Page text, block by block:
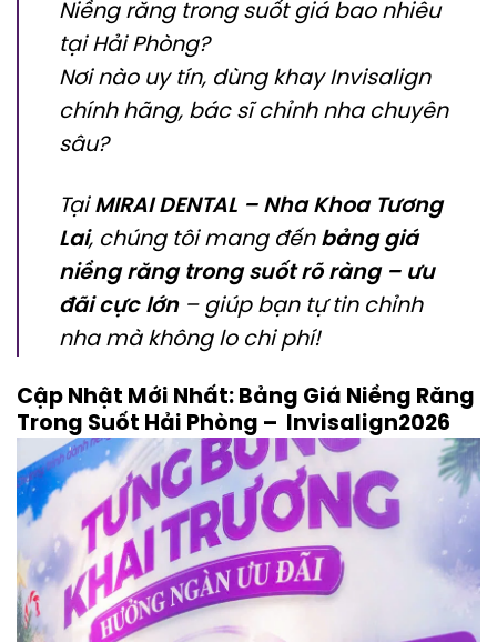
Niềng răng trong suốt giá bao nhiêu
tại Hải Phòng?
Nơi nào uy tín, dùng khay Invisalign
chính hãng, bác sĩ chỉnh nha chuyên
sâu?
Tại MIRAI DENTAL – Nha Khoa Tương
Lai, chúng tôi mang đến bảng giá
niềng răng trong suốt rõ ràng – ưu
đãi cực lớn– giúp bạn tự tin chỉnh
nha mà không lo chi phí!
Cập Nhật Mới Nhất: Bảng Giá Niềng Răng
Trong Suốt Hải Phòng – Invisalign2026